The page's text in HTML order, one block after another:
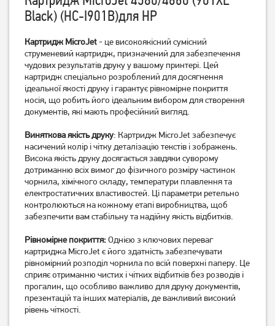
Картридж Arrow MG5140/
MG5240/ MG6140 Yellow
(CLI426Y)
269грн
209грн
Картридж Canon CLI-521GY
(2937B001/2937B004)
829грн
659грн
Картридж Canon PG-440
(5219B001)
1 129грн
899
Картридж Canon CL-511
(2972B001/ 2972B007/
2981B007)
1 499грн
1 199
Black) (HC-I901B)для HP
Картридж MicroJet- це високоякісний сумісний
струменевий картридж, призначений для забезпечення
чудових результатів друку у вашому принтері. Цей
картридж спеціально розроблений для досягнення
ідеальної якості друку і гарантує рівномірне покриття
носія, що робить його ідеальним вибором для створення
документів, які мають професійний вигляд.
Виняткова якість друку: Картридж MicroJet забезпечує
насичений колір і чітку деталізацію текстів і зображень.
Висока якість друку досягається завдяки суворому
дотриманню всіх вимог до фізичного розміру частинок
чорнила, хімічного складу, температури плавлення та
електростатичних властивостей. Ці параметри ретельно
контролюються на кожному етапі виробництва, щоб
забезпечити вам стабільну та надійну якість відбитків.
Рівномірне покриття:Однією з ключових переваг
картриджа MicroJet є його здатність забезпечувати
рівномірний розподіл чорнила по всій поверхні паперу. Це
сприяє отриманню чистих і чітких відбитків без розводів і
прогалин, що особливо важливо для друку документів,
презентацій та інших матеріалів, де важливий високий
рівень чіткості.